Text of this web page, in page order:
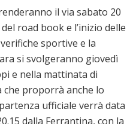
il via sabato 20
road book e l’inizio delle
sportive e la
si svolgeranno giovedì
e nella mattinata di
proporrà anche lo
ufficiale verrà data
dalla Ferrantina, con la